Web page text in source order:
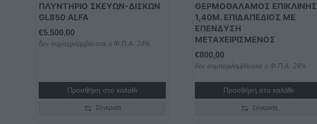
ΠΛΥΝΤΗΡΙΟ ΣΚΕΥΩΝ-ΔΙΣΚΩΝ
GL850 ALFA
€5.500,00
δεν συμπεριλαμβάνεται ο Φ.Π.Α. 24%
Προσθήκη στο καλάθι
Σύγκριση
ΘΕΡΜΟΘΑΛΑΜΟΣ ΕΠΙΚΛΙΝΗΣ
1,40Μ. ΕΠΙΔΑΠΕΔΙΟΣ ΜΕ
ΕΠΕΝΔΥΣΗ
ΜΕΤΑΧΕΙΡΙΣΜΕΝΟΣ
€800,00
δεν συμπεριλαμβάνεται ο Φ.Π.Α. 24%
Προσθήκη στο καλάθι
Σύγκριση